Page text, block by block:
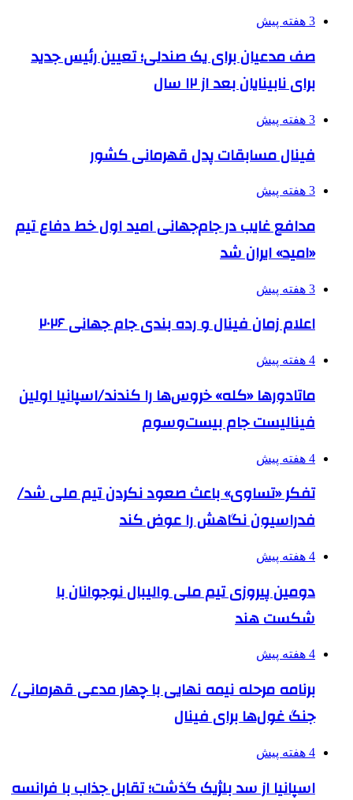
3 هفته پیش
صف مدعیان برای یک صندلی؛ تعیین رئیس جدید
برای نابینایان بعد از ۱۲ سال
3 هفته پیش
فینال مسابقات پدل قهرمانی کشور
3 هفته پیش
مدافع غایب در جام‌جهانی امید اول خط دفاع تیم
«امید» ایران شد
3 هفته پیش
اعلام زمان فینال و رده بندی جام جهانی ۲۰۲۶
4 هفته پیش
ماتادورها «کله» خروس‌ها را کندند/اسپانیا اولین
فینالیست جام بیست‌وسوم
4 هفته پیش
تفکر «تساوی» باعث صعود نکردن تیم ملی شد/
فدراسیون نگاهش را عوض کند
4 هفته پیش
دومین پیروزی تیم ملی والیبال نوجوانان با
شکست هند
4 هفته پیش
برنامه مرحله نیمه نهایی با چهار مدعی قهرمانی/
جنگ غول‌ها برای فینال
4 هفته پیش
اسپانیا از سد بلژیک گذشت؛ تقابل جذاب با فرانسه